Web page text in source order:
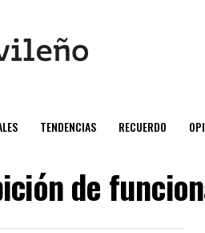
TENDENCIAS RECUERDO
de